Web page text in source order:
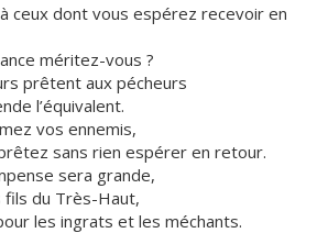
ceux dont vous espérez recevoir en
méritez-vous ?
prêtent aux pécheurs
l’équivalent.
vos ennemis,
sans rien espérer en retour.
sera grande,
du Très-Haut,
les ingrats et les méchants.